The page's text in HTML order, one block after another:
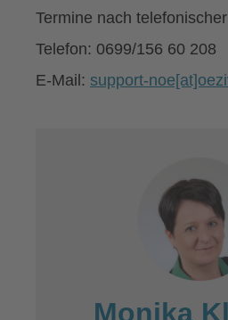
Termine nach
Telefon: 0699/156 60 208
E-Mail: support-
Monika